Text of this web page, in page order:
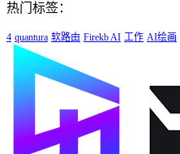
热门标签：
4 quantura 软路由 Firekb AI 工作 AI绘画